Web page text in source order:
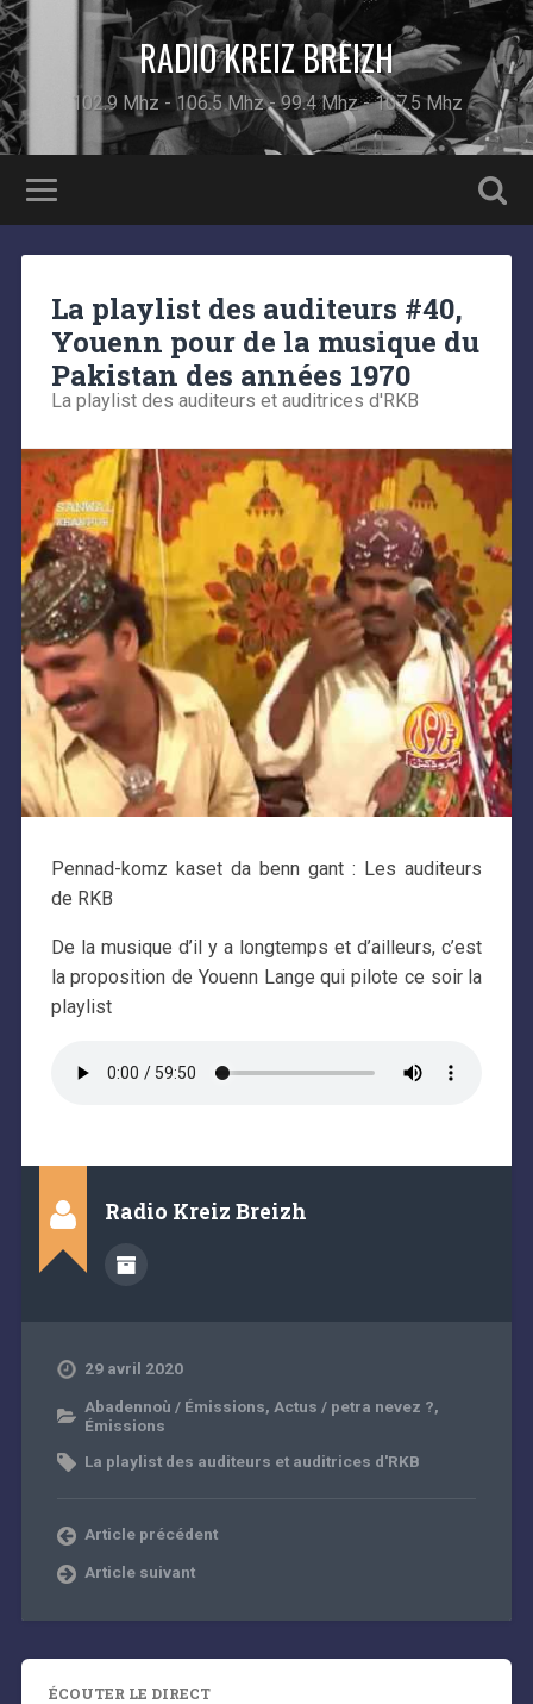
RADIO KREIZ BREIZH
102.9 Mhz - 106.5 Mhz - 99.4 Mhz - 107.5 Mhz
La playlist des auditeurs #40,
Youenn pour de la musique du
Pakistan des années 1970
La playlist des auditeurs et auditrices d'RKB
Pennad-komz kaset da benn gant : Les auditeurs
de RKB
De la musique d’il y a longtemps et d’ailleurs, c’est
la proposition de Youenn Lange qui pilote ce soir la
playlist
Radio Kreiz Breizh
29 avril 2020
Abadennoù / Émissions, Actus / petra nevez ?,
Émissions
La playlist des auditeurs et auditrices d'RKB
Article précédent
Article suivant
ÉCOUTER LE DIRECT